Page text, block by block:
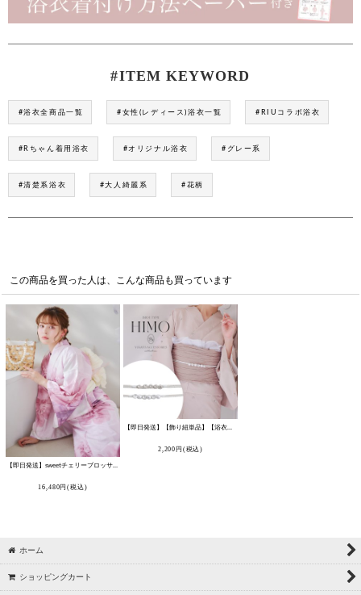
#ITEM KEYWORD
#浴衣全商品一覧 #女性(レディース)浴衣一覧 #RIUコラボ浴衣
#Rちゃん着用浴衣 #オリジナル浴衣 #グレー系
#清楚系浴衣 #大人綺麗系 #花柄
この商品を買った人は、こんな商品も買っています
【即日発送】sweetチェリーブロッサム浴衣 【浴衣3点セット 浴衣/帯/下駄】 [OF04/HC03]
16,480円(税込)
2,200 円 (税込)
ホーム
ショッピングカート